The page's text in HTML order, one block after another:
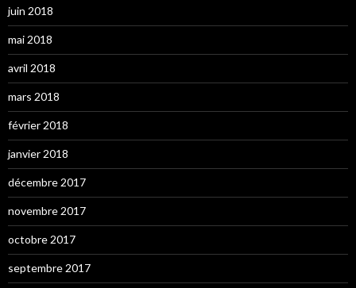
juin 2018
mai 2018
avril 2018
mars 2018
février 2018
janvier 2018
décembre 2017
novembre 2017
octobre 2017
septembre 2017